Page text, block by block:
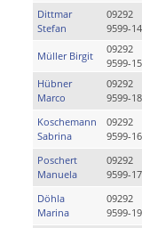
Dittmar
Stefan
09292
9599-14
Müller Birgit
09292
9599-15
Hübner
Marco
09292
9599-18
Koschemann
Sabrina
09292
9599-16
Poschert
Manuela
09292
9599-17
Döhla
Marina
09292
9599-19